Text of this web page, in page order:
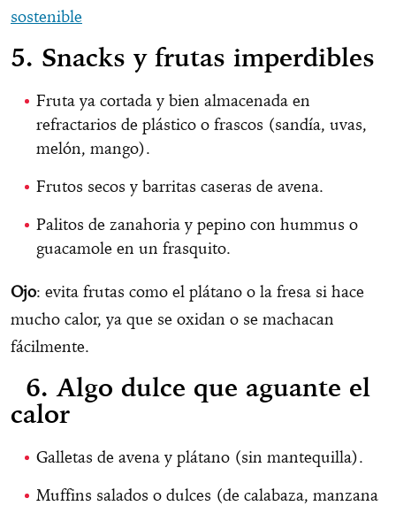
sostenible
5. Snacks y frutas imperdibles
Fruta ya cortada y bien almacenada en
refractarios de plástico o frascos (sandía, uvas,
melón, mango).
Frutos secos y barritas caseras de avena.
Palitos de zanahoria y pepino con hummus o
guacamole en un frasquito.
Ojo: evita frutas como el plátano o la fresa si hace
mucho calor, ya que se oxidan o se machacan
fácilmente.
6. Algo dulce que aguante el
calor
Galletas de avena y plátano (sin mantequilla).
Muffins salados o dulces (de calabaza, manzana